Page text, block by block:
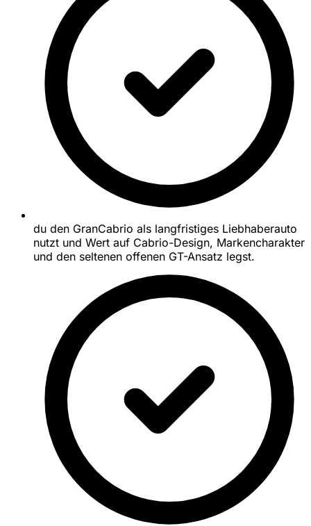
du den GranCabrio als langfristiges Liebhaberauto
nutzt und Wert auf Cabrio-Design, Markencharakter
und den seltenen offenen GT-Ansatz legst.